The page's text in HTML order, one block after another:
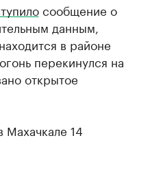
сообщение о
данным,
в районе
перекинулся на
открытое
Махачкале 14